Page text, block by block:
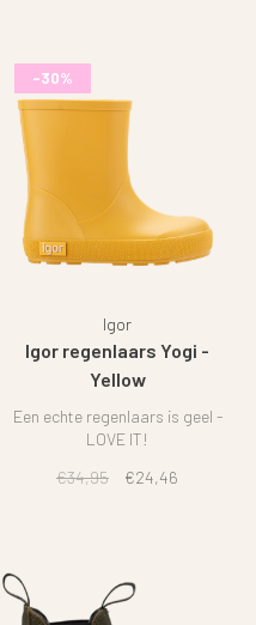
-30%
Igor
Igor regenlaars Yogi -
Yellow
Een echte regenlaars is geel -
LOVE IT!
€34,95
€24,46